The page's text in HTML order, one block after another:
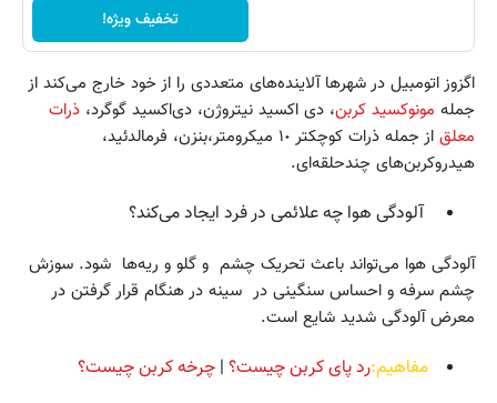
تخفیف ویژه!
اگزوز اتومبیل در شهرها آلاینده‌های متعددی را از خود خارج می‌کند از
جمله مونوکسید کربن، دی اکسید نیتروژن، دی‌اکسید گوگرد، ذرات
معلق
از جمله ذرات کوچکتر ١٠ میکرومتر،بنزن، فرمالدئید،
هیدروکربن‌های چندحلقه‌ای.
آلودگی هوا چه علائمی در فرد ایجاد می‌کند؟
آلودگی هوا می‌تواند باعث تحریک چشم و گلو و ریه‌ها شود. سوزش
چشم سرفه و احساس سنگینی در سینه در هنگام قرار گرفتن در
معرض آلودگی شدید شایع است.
مفاهیم:رد پای کربن چیست؟ | چرخه کربن چیست؟